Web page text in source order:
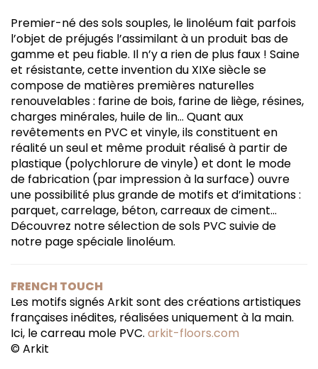
Premier-né des sols souples, le linoléum fait parfois
l’objet de préjugés l’assimilant à un produit bas de
gamme et peu fiable. Il n’y a rien de plus faux ! Saine
et résistante, cette invention du XIXesiècle se
compose de matières premières naturelles
renouvelables : farine de bois, farine de liège, résines,
charges minérales, huile de lin… Quant aux
revêtements en PVC et vinyle, ils constituent en
réalité un seul et même produit réalisé à partir de
plastique (polychlorure de vinyle) et dont le mode
de fabrication (par impression à la surface) ouvre
une possibilité plus grande de motifs et d’imitations :
parquet, carrelage, béton, carreaux de ciment…
Découvrez notre sélection de sols PVC suivie de
notre page spéciale linoléum.
FRENCH TOUCH
Les motifs signés Arkit sont des créations artistiques
françaises inédites, réalisées uniquement à la main.
Ici, le carreau mole PVC. arkit-floors.com
© Arkit